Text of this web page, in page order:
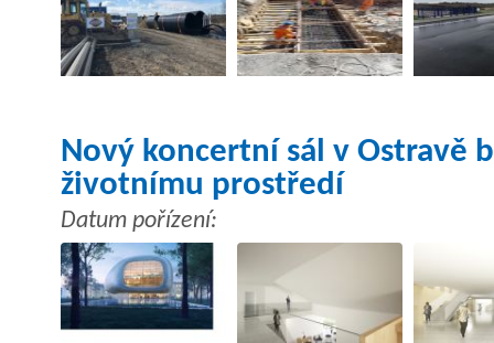
Nový koncertní sál v Ostravě
životnímu prostředí
Datum pořízení: